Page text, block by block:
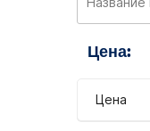
Цена:
Цена